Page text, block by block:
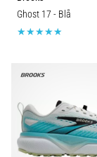
Vilka
de
8 min. läsning
Plantar
Underlag
Typ av sko
Ghost 17 - Blå